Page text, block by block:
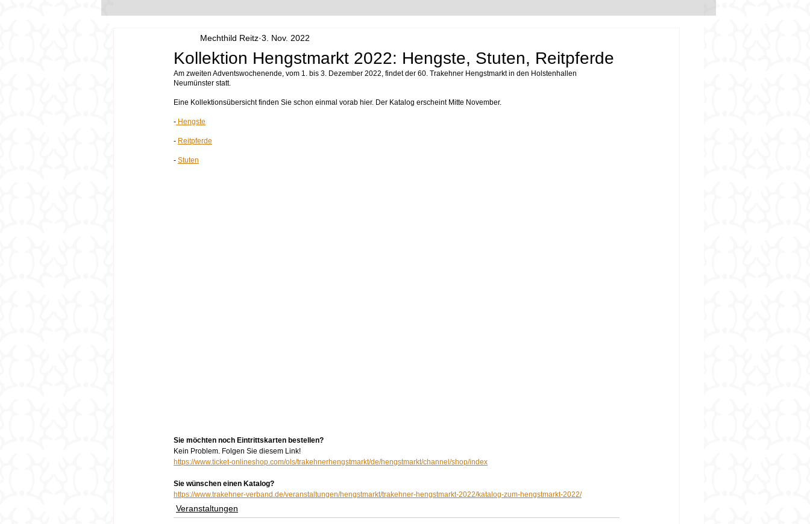
Frühlingsboten Förderer / Sponsoren
Kollektion Hengstmarkt 2022: Hengste, Stuten, Reitpferde
Mechthild Reitz 3. Nov. 2022
Am zweiten Adventswochenende, vom 1. bis 3. Dezember 2022, findet der 60. Trakehner Hengstmarkt in den Holstenhallen
Neumünster statt.
Eine Kollektionsübersicht finden Sie schon einmal vorab hier. Der Katalog erscheint Mitte November.
- Hengste
- Reitpferde
- Stuten
Sie möchten noch Eintrittskarten bestellen?
Kein Problem. Folgen Sie diesem Link!
https://www.ticket-onlineshop.com/ols/trakehnerhengstmarkt/de/hengstmarkt/channel/shop/index
Sie wünschen einen Katalog?
https://www.trakehner-verband.de/veranstaltungen/hengstmarkt/trakehner-hengstmarkt-2022/katalog-zum-hengstmarkt-2022/
Veranstaltungen